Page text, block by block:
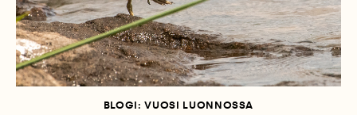
BLOGI: VUOSI LUONNOSSA